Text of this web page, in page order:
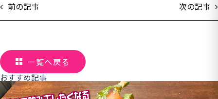
前の記事 次の記事
一覧へ戻る
おすすめ記事